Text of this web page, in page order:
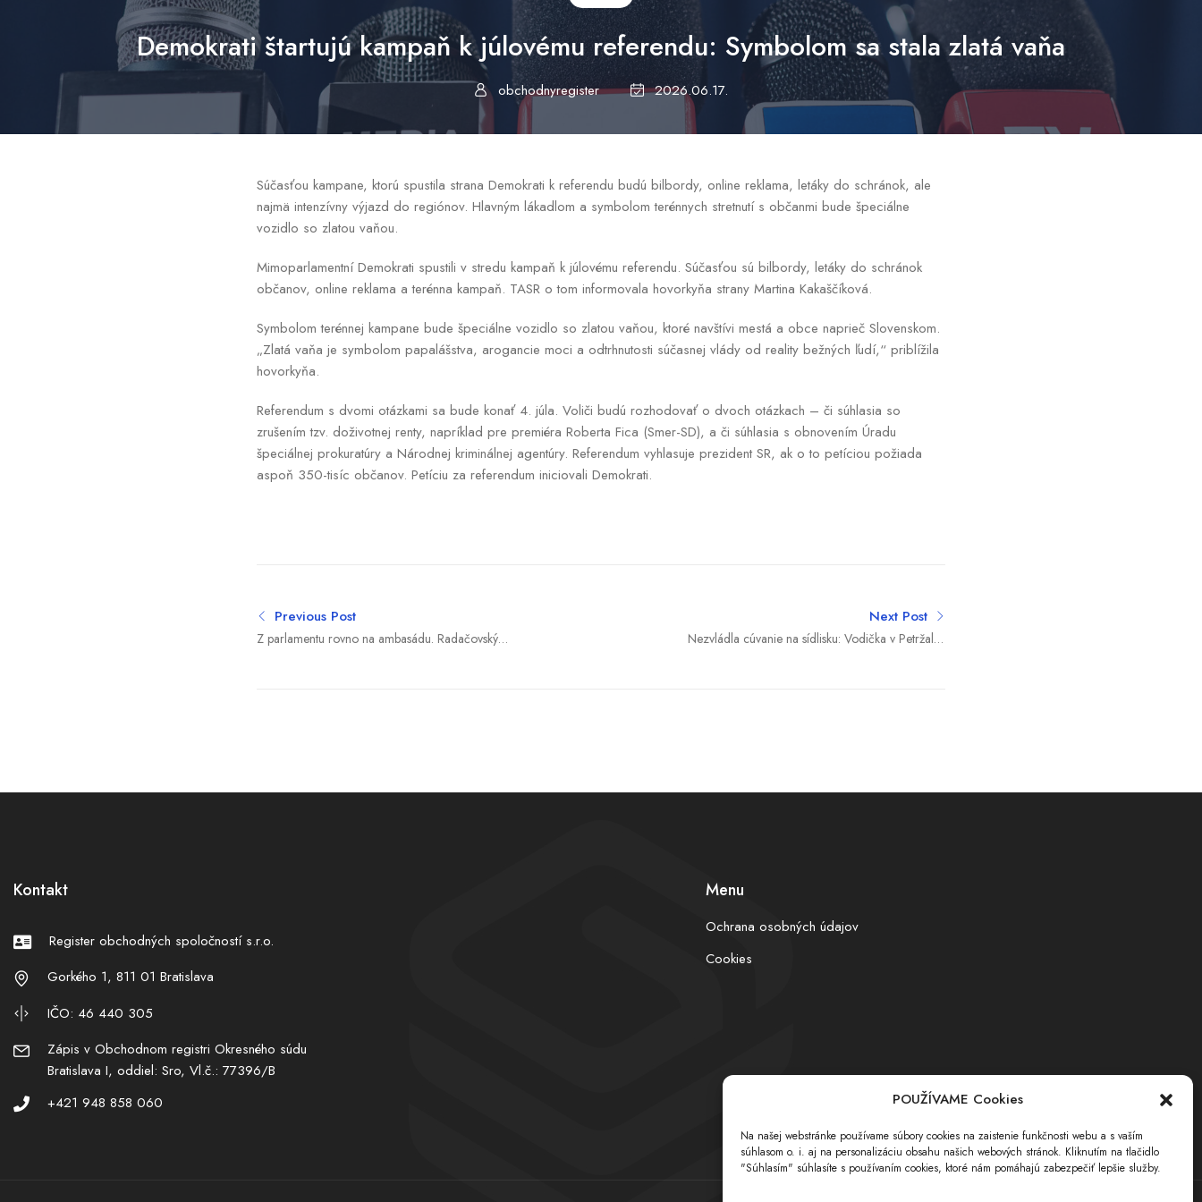
POUŽÍVAME Cookies
Na našej webstránke používame súbory cookies na zaistenie funkčnosti webu a s vaším
súhlasom o. i. aj na personalizáciu obsahu našich webových stránok. Kliknutím na tlačidlo
"Súhlasím" súhlasíte s používaním cookies, ktoré nám pomáhajú zabezpečiť lepšie služby.
Demokrati štartujú kampaň k júlovému referendu: Symbolom sa stala zlatá vaňa
obchodnyregister 2026.06.17.
Súčasťou kampane, ktorú spustila strana Demokrati k referendu budú bilbordy, online reklama, letáky do schránok, ale
najmä intenzívny výjazd do regiónov. Hlavným lákadlom a symbolom terénnych stretnutí s občanmi bude špeciálne
vozidlo so zlatou vaňou.
Mimoparlamentní Demokrati spustili v stredu kampaň k júlovému referendu. Súčasťou sú bilbordy, letáky do schránok
občanov, online reklama a terénna kampaň. TASR o tom informovala hovorkyňa strany Martina Kakaščíková.
Symbolom terénnej kampane bude špeciálne vozidlo so zlatou vaňou, ktoré navštívi mestá a obce naprieč Slovenskom.
„Zlatá vaňa je symbolom papalášstva, arogancie moci a odtrhnutosti súčasnej vlády od reality bežných ľudí,“ priblížila
hovorkyňa.
Referendum s dvomi otázkami sa bude konať 4. júla. Voliči budú rozhodovať o dvoch otázkach – či súhlasia so
zrušením tzv. doživotnej renty, napríklad pre premiéra Roberta Fica (Smer-SD), a či súhlasia s obnovením Úradu
špeciálnej prokuratúry a Národnej kriminálnej agentúry. Referendum vyhlasuje prezident SR, ak o to petíciou požiada
aspoň 350-tisíc občanov. Petíciu za referendum iniciovali Demokrati.
Previous Post
Z parlamentu rovno na ambasádu. Radačovský
Next Post
Nezvládla cúvanie na sídlisku: Vodička v Petržalke
Kontakt
Register obchodných spoločností s.r.o.
Gorkého 1, 811 01 Bratislava
IČO: 46 440 305
Zápis v Obchodnom registri Okresného súdu
Bratislava I, oddiel: Sro, Vl.č.: 77396/B
+421 948 858 060
Menu
Ochrana osobných údajov
Cookies